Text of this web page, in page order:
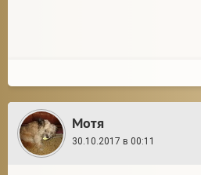
Мотя
30.10.2017 в 00:11